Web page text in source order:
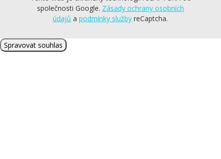
společnosti Google. Zásady ochrany osobních
údajů apodmínky služby reCaptcha.
Spravovat souhlas